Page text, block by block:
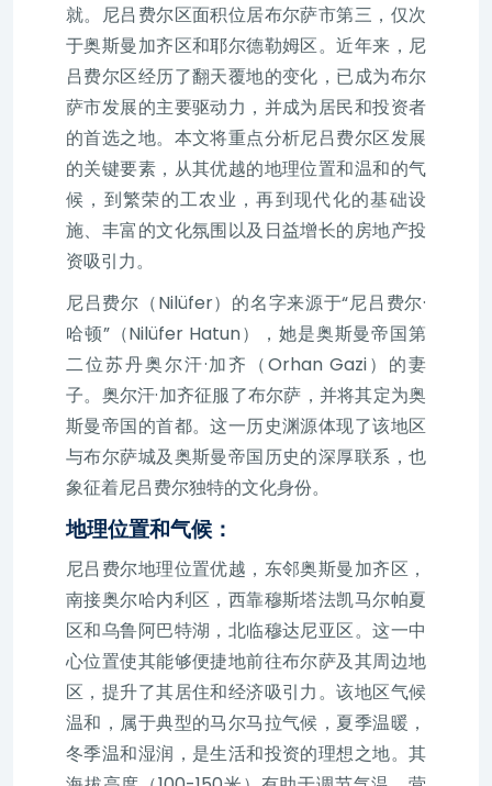
就。尼吕费尔区面积位居布尔萨市第三，仅次
于奥斯曼加齐区和耶尔德勒姆区。近年来，尼
吕费尔区经历了翻天覆地的变化，已成为布尔
萨市发展的主要驱动力，并成为居民和投资者
的首选之地。本文将重点分析尼吕费尔区发展
的关键要素，从其优越的地理位置和温和的气
候，到繁荣的工农业，再到现代化的基础设
施、丰富的文化氛围以及日益增长的房地产投
资吸引力。
尼吕费尔（Nilüfer）的名字来源于“尼吕费尔·
哈顿”（Nilüfer Hatun），她是奥斯曼帝国第
二位苏丹奥尔汗·加齐（Orhan Gazi）的妻
子。奥尔汗·加齐征服了布尔萨，并将其定为奥
斯曼帝国的首都。这一历史渊源体现了该地区
与布尔萨城及奥斯曼帝国历史的深厚联系，也
象征着尼吕费尔独特的文化身份。
地理位置和气候：
尼吕费尔地理位置优越，东邻奥斯曼加齐区，
南接奥尔哈内利区，西靠穆斯塔法凯马尔帕夏
区和乌鲁阿巴特湖，北临穆达尼亚区。这一中
心位置使其能够便捷地前往布尔萨及其周边地
区，提升了其居住和经济吸引力。该地区气候
温和，属于典型的马尔马拉气候，夏季温暖，
冬季温和湿润，是生活和投资的理想之地。其